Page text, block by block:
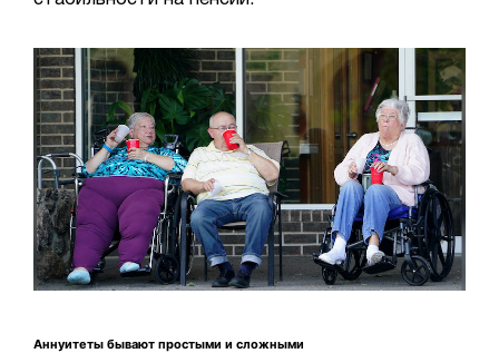
Аннуитеты бывают простыми и сложными